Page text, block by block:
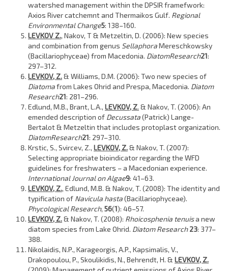
watershed management within the DPSIR framefwork:
Axios River catchemnt and Thermaikos Gulf. Regional
Environmental Change5: 138–160.
LEVKOV Z., Nakov, T & Metzeltin, D. (2006): New species
and combination from genus SellaphoraMereschkowsky
(Bacillariophyceae) from Macedonia. DiatomResearch21:
297–312.
LEVKOV, Z.& Williams, D.M. (2006): Two new species of
Diatomafrom Lakes Ohrid and Prespa, Macedonia. Diatom
Research21: 281–296.
Edlund, M.B., Brant, L.A., LEVKOV, Z. & Nakov, T. (2006): An
emended description of Decussata(Patrick) Lange-
Bertalot & Metzeltin that includes protoplast organization.
DiatomResearch21: 297–310.
Krstic, S., Svircev, Z., LEVKOV, Z.& Nakov, T. (2007):
Selecting appropriate bioindicator regarding the WFD
guidelines for freshwaters – a Macedonian experience.
International Journal on Algae9: 41–63.
LEVKOV, Z., Edlund, M.B. & Nakov, T. (2008): The identity and
typification of Navicula hasta(Bacillariophyceae).
Phycological Research, 56(1): 46–57.
LEVKOV, Z.& Nakov, T. (2008): Rhoicosphenia tenuisa new
diatom species from Lake Ohrid. Diatom Research23: 377–
388.
Nikolaidis, N.P., Karageorgis, A.P., Kapsimalis, V.,
Drakopoulou, P., Skoulikidis, N., Behrendt, H. & LEVKOV, Z.